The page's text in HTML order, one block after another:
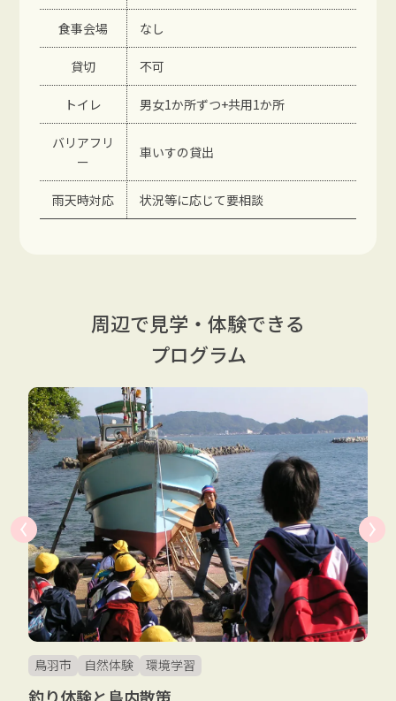
食事会場 なし
貸切 不可
トイレ 男女1か所ずつ+共用1か所
バリアフリ
ー
車いすの貸出
雨天時対応 状況等に応じて要相談
周辺で見学・体験できる
プログラム
鳥羽市 自然体験 環境学習